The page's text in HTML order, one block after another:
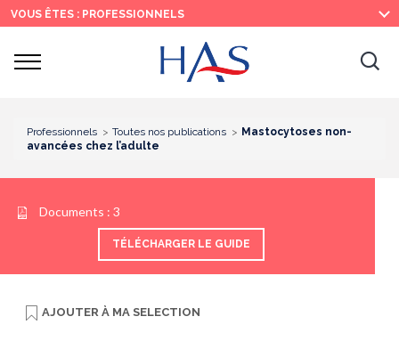
Recherche
Menu
principal
Contenu
principal
VOUS ÊTES : PROFESSIONNELS
Ouvrir
Professionnels Toutes nos publications
Mastocytoses non-
avancées chez l’adulte
Documents : 3
TÉLÉCHARGER LE GUIDE
AJOUTER À MA SELECTION